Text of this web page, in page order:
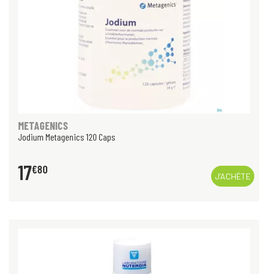
METAGENICS
Jodium Metagenics 120 Caps
17€80
J’ACHÈTE